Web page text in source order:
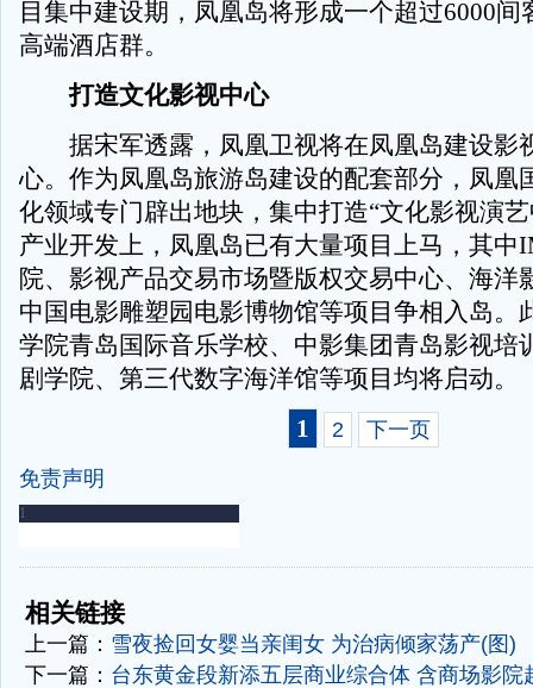
目集中建设期，凤凰岛将形成一个超过6000间
高端酒店群。
打造文化影视中心
据宋军透露，凤凰卫视将在凤凰岛建设影
心。作为凤凰岛旅游岛建设的配套部分，凤凰
化领域专门辟出地块，集中打造“文化影视演
产业开发上，凤凰岛已有大量项目上马，其中
院、影视产品交易市场暨版权交易中心、海洋
中国电影雕塑园电影博物馆等项目争相入岛。
学院青岛国际音乐学校、中影集团青岛影视培
剧学院、第三代数字海洋馆等项目均将启动。
1
2 下一页
免责声明
-
相关链接
上一篇： 雪夜捡回女婴当亲闺女 为治病倾家荡产(图)
下一篇： 台东黄金段新添五层商业综合体 含商场影院